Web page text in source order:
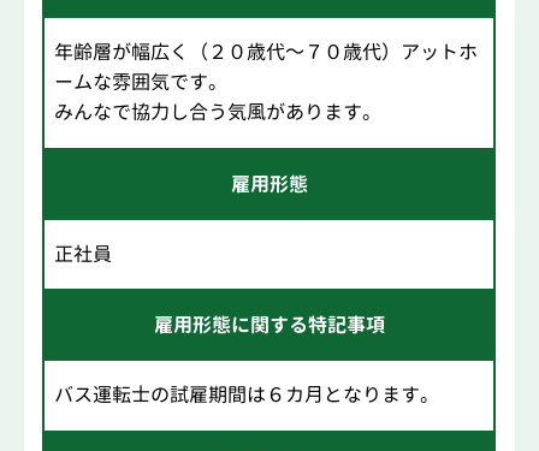
年齢層が幅広く（２０歳代～７０歳代）アットホ
ームな雰囲気です。
みんなで協力し合う気風があります。
雇用形態
正社員
雇用形態に関する特記事項
バス運転士の試雇期間は６カ月となります。